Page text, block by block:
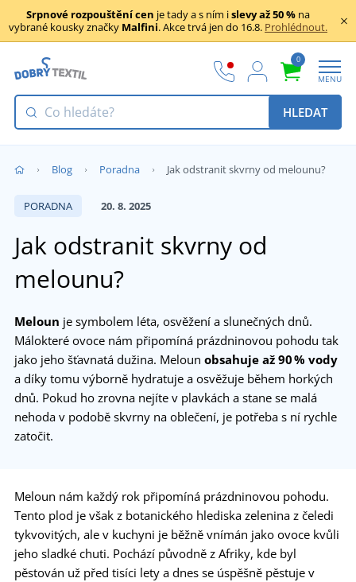
Srpnové rozpouštění cen je tady a s ním islevy až 50 % na
vybrané kousky značky Malfini. Akce trvá jen do 16.8. Prohlédnout.
0
MENU
HLEDAT
Blog Poradna Jak odstranit skvrny od melounu?
PORADNA 20. 8. 2025
Jak odstranit skvrny od
melounu?
Meloun je symbolem léta, osvěžení a slunečných dnů.
Málokteré ovoce nám připomíná prázdninovou pohodu tak
jako jeho šťavnatá dužina. Meloun obsahuje až 90 % vody
a díky tomu výborně hydratuje a osvěžuje během horkých
dnů. Pokud ho zrovna nejíte v plavkách a stane se malá
nehoda v podobě skvrny na oblečení, je potřeba s ní rychle
zatočit.
Meloun nám každý rok připomíná prázdninovou pohodu.
Tento plod je však z botanického hlediska zelenina z čeledi
tykvovitých, ale v kuchyni je běžně vnímán jako ovoce kvůli
jeho sladké chuti. Pochází původně z Afriky, kde byl
pěstován už před tisíci lety a dnes se úspěšně pěstuje v